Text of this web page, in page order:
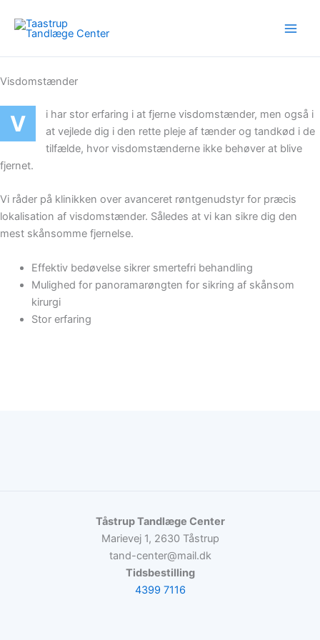
indholdet
Visdomstænder
V
i har stor erfaring i at fjerne visdomstænder, men også i
at vejlede dig i den rette pleje af tænder og tandkød i de
tilfælde, hvor visdomstænderne ikke behøver at blive
fjernet.
Vi råder på klinikken over avanceret røntgenudstyr for præcis
lokalisation af visdomstænder. Således at vi kan sikre dig den
mest skånsomme fjernelse.
Effektiv bedøvelse sikrer smertefri behandling
Mulighed for panoramarøngten for sikring af skånsom
kirurgi
Stor erfaring
Tåstrup Tandlæge Center
Marievej 1, 2630 Tåstrup
tand-center@mail.dk
Tidsbestilling
4399 7116